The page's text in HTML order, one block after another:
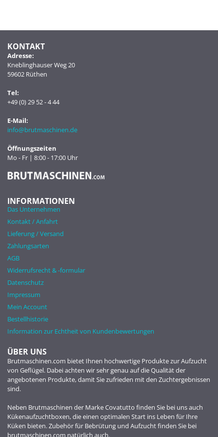
KONTAKT
Adresse:
Kneblinghauser Weg 20
59602 Rüthen
Tel:
+49 (0) 29 52 - 4 44
E-Mail:
info@brutmaschinen.de
Öffnungszeiten
Mo - Fr | 8:00 - 17:00 Uhr
INFORMATIONEN
Das Unternehmen
Kontakt / Anfahrt
Lieferung / Versand
Zahlungsarten
AGB
Widerrufsrecht & -formular
Datenschutz
Impressum
Mein Account
Bestellhistorie
Information zur Echtheit von Kundenbewertungen
ÜBER UNS
Brutmaschinen.com bietet Ihnen hochwertige Produkte zur Aufzucht
von Geflügel. Dabei achten wir sehr genau auf die Qualität der
angebotenen Produkte, damit Sie zufrieden mit den Zuchtergebnissen
sind.
Neben Brutmaschinen der Marke Covatutto finden Sie bei uns auch
Kükenaufzuchtboxen, die einen optimalen Start ins Leben für Ihre
Küken bieten. Zubehör für Bebrütung und Aufzucht finden Sie bei
brutmaschinen.com natürlich auch.